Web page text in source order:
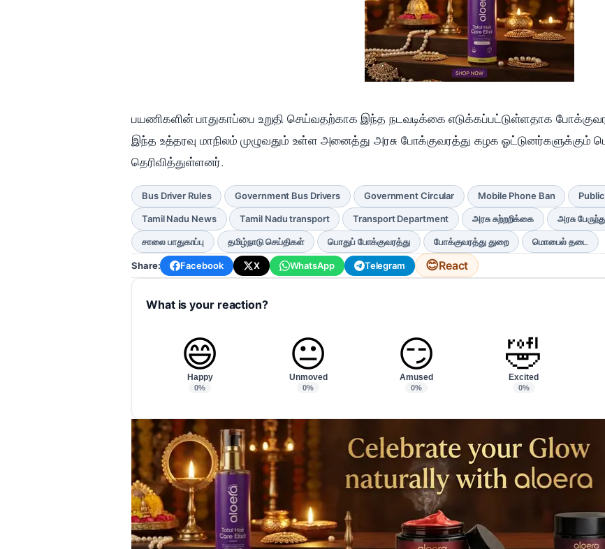
பயணிகளின் பாதுகாப்பை உறுதி செய்வதற்காக இந்த நடவடிக்கை எடுக்கப்பட்டுள்ளதாக
இந்த உத்தரவு மாநிலம் முழுவதும் உள்ள அனைத்து அரசு போக்குவரத்து கழக ஓட்டுனர்களுக்கும்
தெரிவித்துள்ளனர்.
Bus Driver Rules Government Bus Drivers Government Circular Mobile Phone Ban
Tamil Nadu News Tamil Nadu transport Transport Department அரசு சுற்றறிக்கை அரசு
சாலை பாதுகாப்பு தமிழ்நாடு செய்திகள் பொதுப் போக்குவரத்து போக்குவரத்து துறை மொபைல் தடை
Share: Facebook X WhatsApp Telegram 😊React
What is your reaction?
😄
Happy
0%
😐
Unmoved
0%
😏
Amused
0%
🤣
Excited
0%